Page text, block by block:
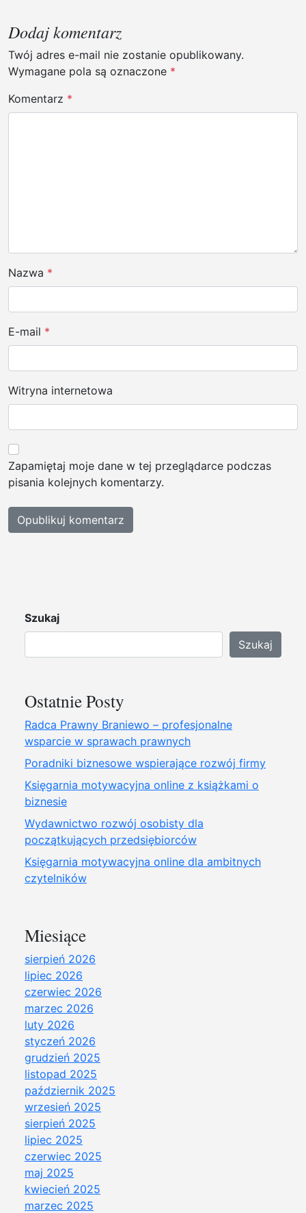
c
j
a
w
p
Dodaj komentarz
Twój adres e-mail nie zostanie opublikowany.
Wymagane pola są oznaczone *
Komentarz *
Nazwa *
E-mail *
Witryna internetowa
Zapamiętaj moje dane w tej przeglądarce podczas
pisania kolejnych komentarzy.
Szukaj
Szukaj
Ostatnie Posty
Radca Prawny Braniewo – profesjonalne
wsparcie w sprawach prawnych
Poradniki biznesowe wspierające rozwój firmy
Księgarnia motywacyjna online z książkami o
biznesie
Wydawnictwo rozwój osobisty dla
początkujących przedsiębiorców
Księgarnia motywacyjna online dla ambitnych
czytelników
Miesiące
sierpień 2026
lipiec 2026
czerwiec 2026
marzec 2026
luty 2026
styczeń 2026
grudzień 2025
listopad 2025
październik 2025
wrzesień 2025
sierpień 2025
lipiec 2025
czerwiec 2025
maj 2025
kwiecień 2025
marzec 2025